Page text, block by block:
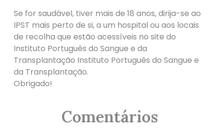
Se for saudável, tiver mais de 18 anos, dirija-se ao
IPST mais perto de si, a um hospital ou aos locais
de recolha que estão acessíveis no site do
Instituto Português do Sangue e da
Transplantação Instituto Português do Sangue e
da Transplantação.
Obrigado!
Comentários